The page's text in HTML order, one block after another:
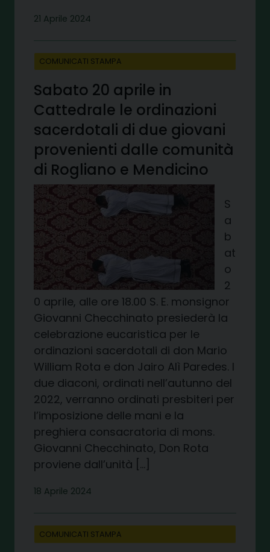
21 Aprile 2024
COMUNICATI STAMPA
Sabato 20 aprile in
Cattedrale le ordinazioni
sacerdotali di due giovani
provenienti dalle comunità
di Rogliano e Mendicino
S
a
b
at
o
2
0 aprile, alle ore 18.00 S. E. monsignor
Giovanni Checchinato presiederà la
celebrazione eucaristica per le
ordinazioni sacerdotali di don Mario
William Rota e don Jairo Alì Paredes. I
due diaconi, ordinati nell’autunno del
2022, verranno ordinati presbiteri per
l’imposizione delle mani e la
preghiera consacratoria di mons.
Giovanni Checchinato, Don Rota
proviene dall’unità […]
18 Aprile 2024
COMUNICATI STAMPA